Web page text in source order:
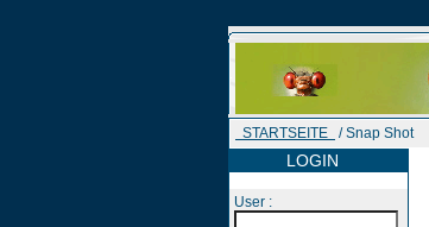
STARTSEITE / Snap Shot
LOGIN
User :